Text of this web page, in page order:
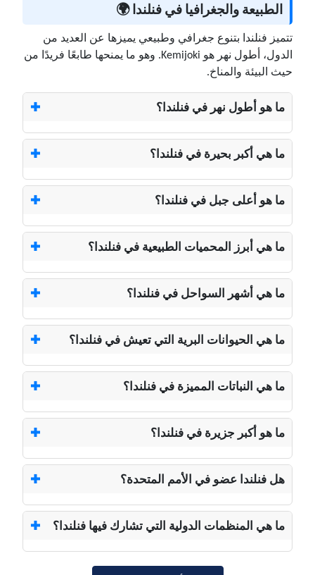
الطبيعة والجغرافيا في فنلندا 🌍
تتميز فنلندا بتنوع جغرافي وطبيعي يميزها عن العديد من
الدول، أطول نهر هو Kemijoki. وهو ما يمنحها طابعًا فريدًا من
حيث البيئة والمناخ.
ما هو أطول نهر في فنلندا؟
ما هي أكبر بحيرة في فنلندا؟
ما هو أعلى جبل في فنلندا؟
ما هي أبرز المحميات الطبيعية في فنلندا؟
ما هي أشهر السواحل في فنلندا؟
ما هي الحيوانات البرية التي تعيش في فنلندا؟
ما هي النباتات المميزة في فنلندا؟
ما هو أكبر جزيرة في فنلندا؟
هل فنلندا عضو في الأمم المتحدة؟
ما هي المنظمات الدولية التي تشارك فيها فنلندا؟